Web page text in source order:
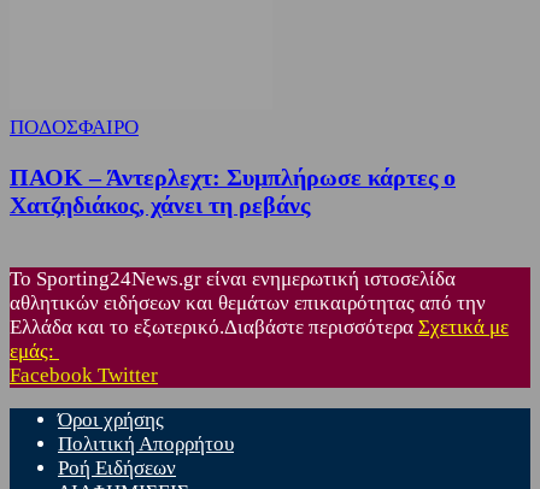
ΠΟΔΟΣΦΑΙΡΟ
ΠΑΟΚ – Άντερλεχτ: Συμπλήρωσε κάρτες ο
Χατζηδιάκος, χάνει τη ρεβάνς
Το Sporting24News.gr είναι ενημερωτική ιστοσελίδα
αθλητικών ειδήσεων και θεμάτων επικαιρότητας από την
Ελλάδα και το εξωτερικό.Διαβάστε περισσότερα Σχετικά με
εμάς:
Facebook Twitter
Όροι χρήσης
Πολιτική Απορρήτου
Ροή Ειδήσεων